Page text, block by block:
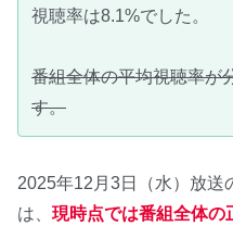
視聴率は8.1%でした。
番組全体の平均視聴率が
す。
2025年12月3日（水）放送
は、 現時点では番組全体の